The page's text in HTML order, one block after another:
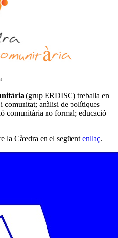
(grup ERDISC) treballa en
comunitat; anàlisi de polítiques
comunitària no formal; educació
la Càtedra en el següent enllaç.